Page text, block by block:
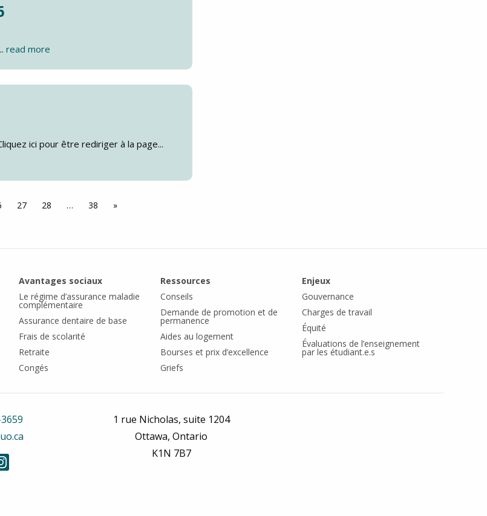
read more
ici pour être rediriger à la page...
27 28 … 38 »
Avantages sociaux
Le régime d’assurance maladie
complémentaire
Assurance dentaire de base
Frais de scolarité
Retraite
Congés
Ressources
Conseils
Demande de promotion et de
permanence
Aides au logement
Bourses et prix d’excellence
Griefs
Enjeux
Gouvernance
Charges de travail
Équité
Évaluations de l’enseignement
par les étudiant.e.s
1 rue Nicholas, suite 1204
Ottawa, Ontario
K1N 7B7